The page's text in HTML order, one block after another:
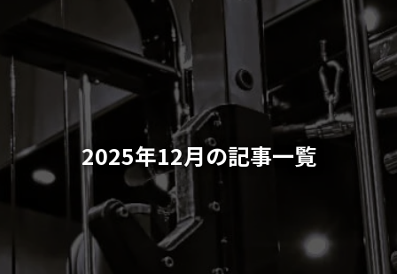
2025年12月の記事一覧